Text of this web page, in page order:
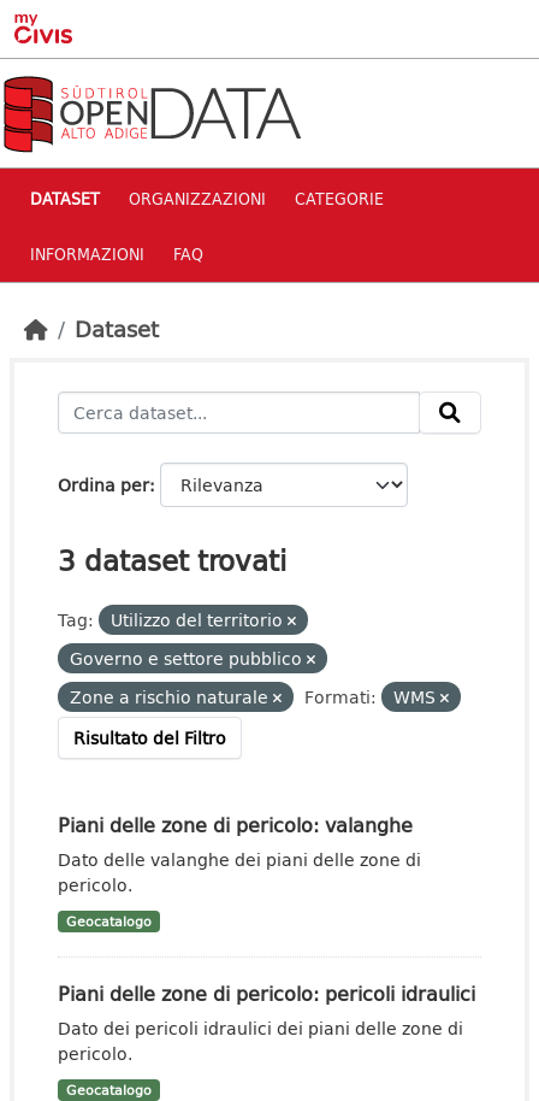
Skip to main content
DATASET ORGANIZZAZIONI CATEGORIE
INFORMAZIONI FAQ
Dataset
Ordina per
3 dataset trovati
Tag:
Utilizzo del territorio
Governo e settore pubblico
Zone a rischio naturale
Formati:
WMS
Risultato del Filtro
Piani delle zone di pericolo: valanghe
Dato delle valanghe dei piani delle zone di
pericolo.
Geocatalogo
Piani delle zone di pericolo: pericoli idraulici
Dato dei pericoli idraulici dei piani delle zone di
pericolo.
Geocatalogo